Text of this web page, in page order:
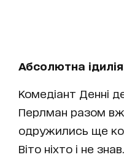
Абсолютна
Комедіант Денні
Перлман разом
одружились ще
Віто ніхто і не